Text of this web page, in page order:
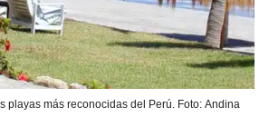
playas más reconocidas del Perú. Foto: Andina